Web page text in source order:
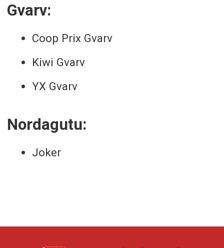
Gvarv:
Coop Prix Gvarv
Kiwi Gvarv
YX Gvarv
Nordagutu:
Joker